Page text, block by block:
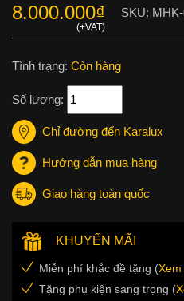
8.000.000₫ SKU:
Tình trạng: Còn hàng
Số lượng:
Chỉ đường đến Karalux
Hướng dẫn mua hàng
Giao hàng toàn quốc
KHUYẾN MÃI
Miễn phí khắc đề tặng (
Tặng phụ kiện sang trọng (